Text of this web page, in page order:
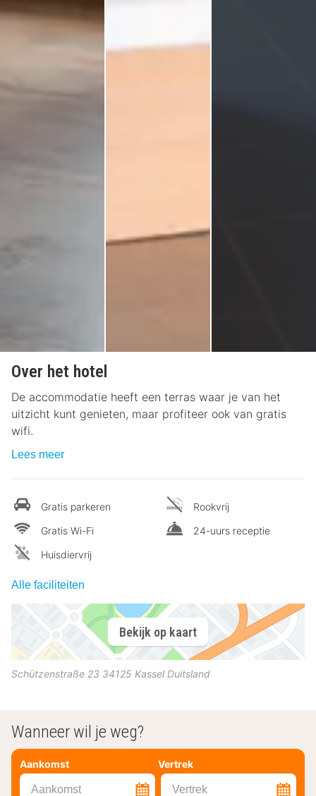
Over het hotel
De accommodatie heeft een terras waar je van het
uitzicht kunt genieten, maar profiteer ook van gratis
wifi.
Lees meer
Gratis parkeren
Gratis Wi-Fi
Huisdiervrij
Rookvrij
24-uurs receptie
Alle faciliteiten
Bekijk op kaart
Schützenstraße 23 34125 Kassel Duitsland
Wanneer wil je weg?
Aankomst Vertrek
Aankomst Vertrek